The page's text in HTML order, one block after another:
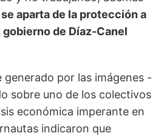
aparta de la protección a
de Díaz-Canel
generado por las imágenes -
sobre uno de los colectivos
económica imperante en
indicaron que